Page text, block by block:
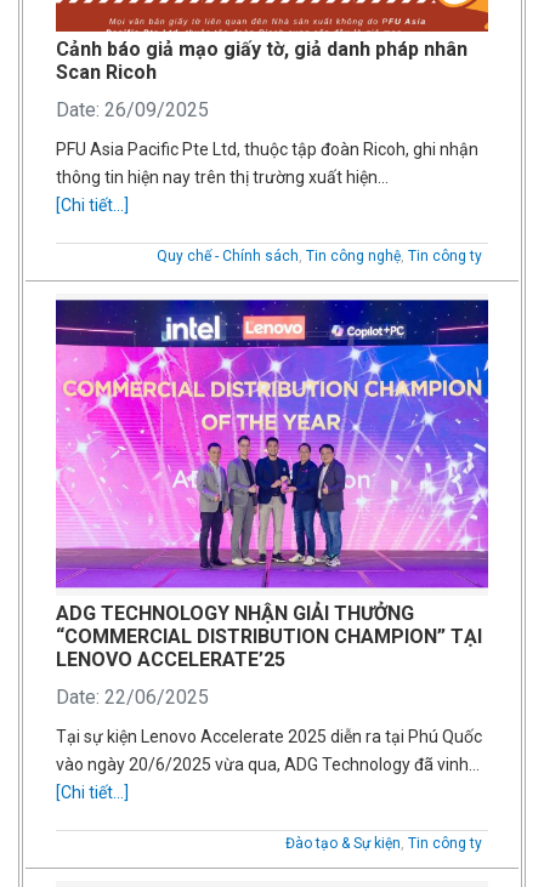
Cảnh báo giả mạo giấy tờ, giả danh pháp nhân
Scan Ricoh
Date: 26/09/2025
PFU Asia Pacific Pte Ltd, thuộc tập đoàn Ricoh, ghi nhận
thông tin hiện nay trên thị trường xuất hiện…
[Chi tiết...]
Quy chế - Chính sách Tin công nghệ Tin công ty
ADG TECHNOLOGY NHẬN GIẢI THƯỞNG
“COMMERCIAL DISTRIBUTION CHAMPION” TẠI
LENOVO ACCELERATE’25
Date: 22/06/2025
Tại sự kiện Lenovo Accelerate 2025 diễn ra tại Phú Quốc
vào ngày 20/6/2025 vừa qua, ADG Technology đã vinh…
[Chi tiết...]
Đào tạo & Sự kiện Tin công ty